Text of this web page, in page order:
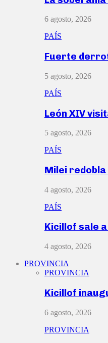
6 agosto, 2026
PAÍS
Fuerte
5 agosto, 2026
PAÍS
León XIV
5 agosto, 2026
PAÍS
Milei
4 agosto, 2026
PAÍS
Kicillof sale
4 agosto, 2026
PROVINCIA
PROVINCIA
Kicillof
6 agosto, 2026
PROVINCIA